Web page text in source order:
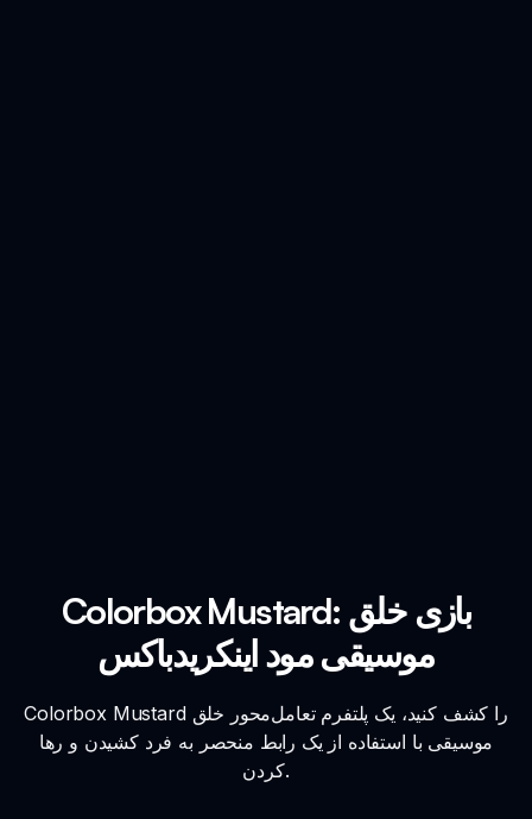
Colorbox Mustard: بازی خلق
موسیقی مود اینکریدباکس
Colorbox Mustard را کشف کنید، یک پلتفرم تعامل‌محور خلق
موسیقی با استفاده از یک رابط منحصر به فرد کشیدن و رها
کردن.